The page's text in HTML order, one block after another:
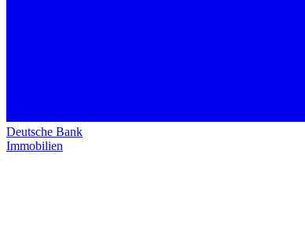
Deutsche Bank
Immobilien